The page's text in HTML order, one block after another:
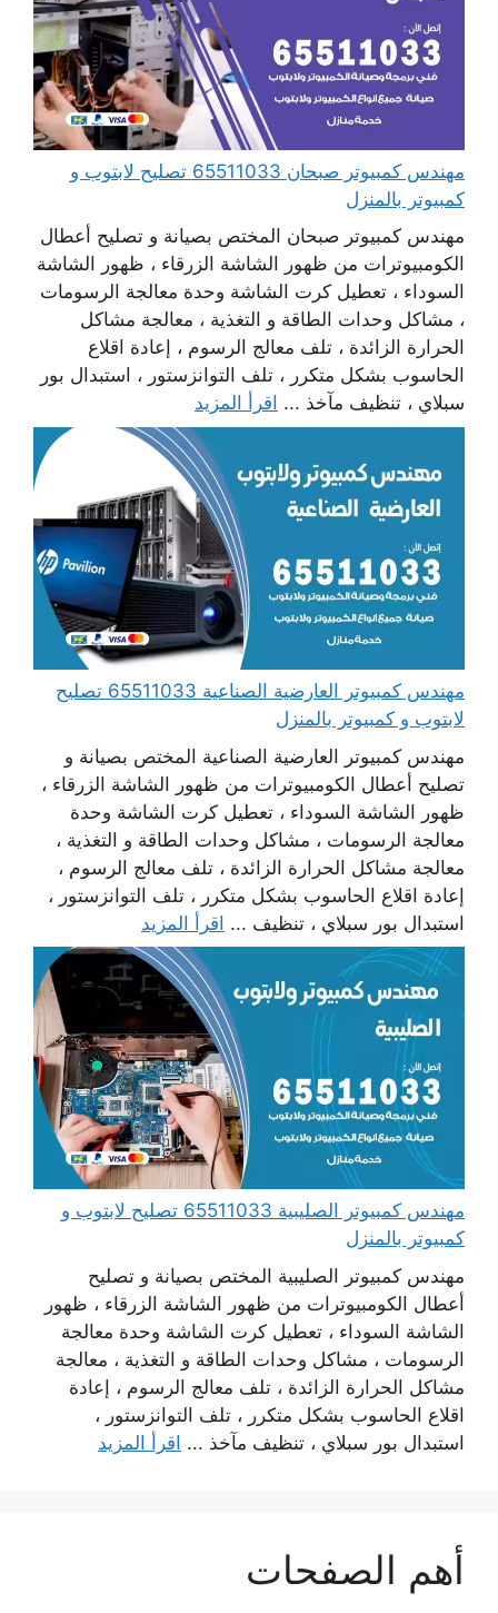
مهندس كمبيوتر صبحان 65511033 تصليح لابتوب و
كمبيوتر بالمنزل
مهندس كمبيوتر صبحان المختص بصيانة و تصليح أعطال
الكومبيوترات من ظهور الشاشة الزرقاء ، ظهور الشاشة
السوداء ، تعطيل كرت الشاشة وحدة معالجة الرسومات
، مشاكل وحدات الطاقة و التغذية ، معالجة مشاكل
الحرارة الزائدة ، تلف معالج الرسوم ، إعادة اقلاع
الحاسوب بشكل متكرر ، تلف التوانزستور ، استبدال بور
سبلاي ، تنظيف مآخذ ... اقرأ المزيد
مهندس كمبيوتر العارضية الصناعية 65511033 تصليح
لابتوب و كمبيوتر بالمنزل
مهندس كمبيوتر العارضية الصناعية المختص بصيانة و
تصليح أعطال الكومبيوترات من ظهور الشاشة الزرقاء ،
ظهور الشاشة السوداء ، تعطيل كرت الشاشة وحدة
معالجة الرسومات ، مشاكل وحدات الطاقة و التغذية ،
معالجة مشاكل الحرارة الزائدة ، تلف معالج الرسوم ،
إعادة اقلاع الحاسوب بشكل متكرر ، تلف التوانزستور ،
استبدال بور سبلاي ، تنظيف ... اقرأ المزيد
مهندس كمبيوتر الصليبية 65511033 تصليح لابتوب و
كمبيوتر بالمنزل
مهندس كمبيوتر الصليبية المختص بصيانة و تصليح
أعطال الكومبيوترات من ظهور الشاشة الزرقاء ، ظهور
الشاشة السوداء ، تعطيل كرت الشاشة وحدة معالجة
الرسومات ، مشاكل وحدات الطاقة و التغذية ، معالجة
مشاكل الحرارة الزائدة ، تلف معالج الرسوم ، إعادة
اقلاع الحاسوب بشكل متكرر ، تلف التوانزستور ،
استبدال بور سبلاي ، تنظيف مآخذ ... اقرأ المزيد
أهم الصفحات